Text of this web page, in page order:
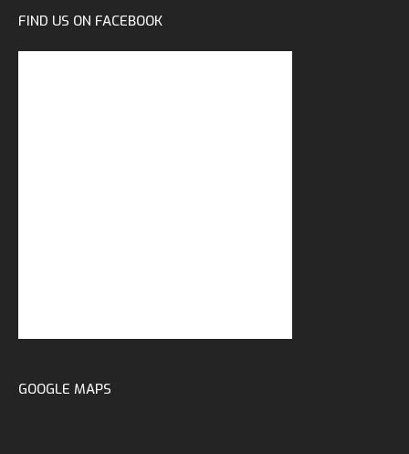
FIND US ON FACEBOOK
GOOGLE MAPS